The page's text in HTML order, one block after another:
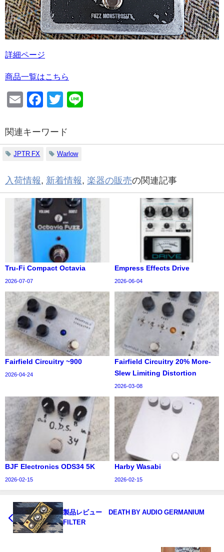
詳細ページ
商品一覧はこちら
EmailFacebook
Twitter
関連キーワード
JPTR FX Warlow
入荷情報, 新着情報, 楽器の販売の関連記事
Tru-Fi Compact Octavia
2026-07-07
Empress Effects Drive
2026-06-04
Fairfield Circuitry ~900
2026-04-24
Fairfield Circuitry 20% More-
Slew Limiting Distortion
2026-03-08
BJF Electronics ODS34 5K
2026-02-15
Harby Wasabi
2026-02-15
製品レビュー DEATH BY AUDIO GERMANIUM
FILTER